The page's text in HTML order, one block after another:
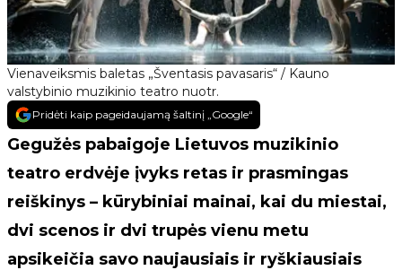
Vienaveiksmis baletas „Šventasis pavasaris“ / Kauno
valstybinio muzikinio teatro nuotr.
Pridėti kaip pageidaujamą šaltinį „Google“
Gegužės pabaigoje Lietuvos muzikinio
teatro erdvėje įvyks retas ir prasmingas
reiškinys – kūrybiniai mainai, kai du miestai,
dvi scenos ir dvi trupės vienu metu
apsikeičia savo naujausiais ir ryškiausiais